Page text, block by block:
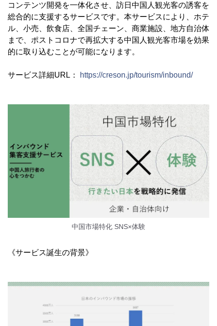
コンテンツ開発を一体化させ、訪日中国人観光客の誘客を
総合的に支援するサービスです。本サービスにより、ホテ
ル、小売、飲食店、全国チェーン、商業施設、地方自治体
まで、ポストコロナで再拡大する中国人観光客市場を効果
的に取り込むことが可能になります。
サービス詳細URL： https://creson.jp/tourism/inbound/
中国市場特化 SNS×体験
《サービス誕生の背景》